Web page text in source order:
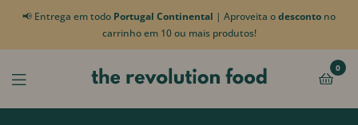
📢 Entrega em todo Portugal Continental | Aproveita odesconto no
carrinho em 10 ou mais produtos!
0